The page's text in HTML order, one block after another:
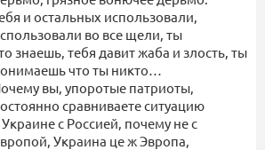
и остальных использовали,
во все щели, ты
знаешь, тебя давит жаба и злость, ты
что ты никто…
вы, упоротые патриоты,
сравниваете ситуацию
Украине с Россией, почему не с
Украина це ж Эвропа,